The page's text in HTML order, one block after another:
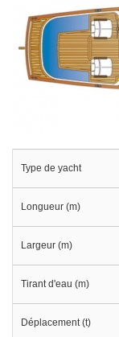
Type de yacht
Longueur (m)
Largeur (m)
Tirant d'eau (m)
Déplacement (t)